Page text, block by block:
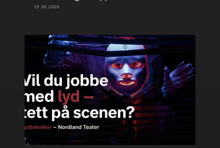
13.05.2026